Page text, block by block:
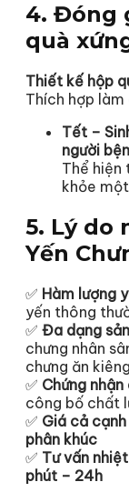
4. Đóng
quà
Thiết kế hộp
Thích hợp
Tết –
người
Thể hiện
khỏe
5. Lý do
Yến
✅ Hàm lượng
yến thông
✅ Đa dạng
chưng nhân
chưng ăn
✅ Chứng
công bố chất
✅ Giá cả
phân khúc
✅ Tư vấn
phút – 24h